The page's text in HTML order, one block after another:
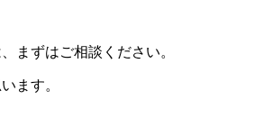
まずはご相談ください。
ます。